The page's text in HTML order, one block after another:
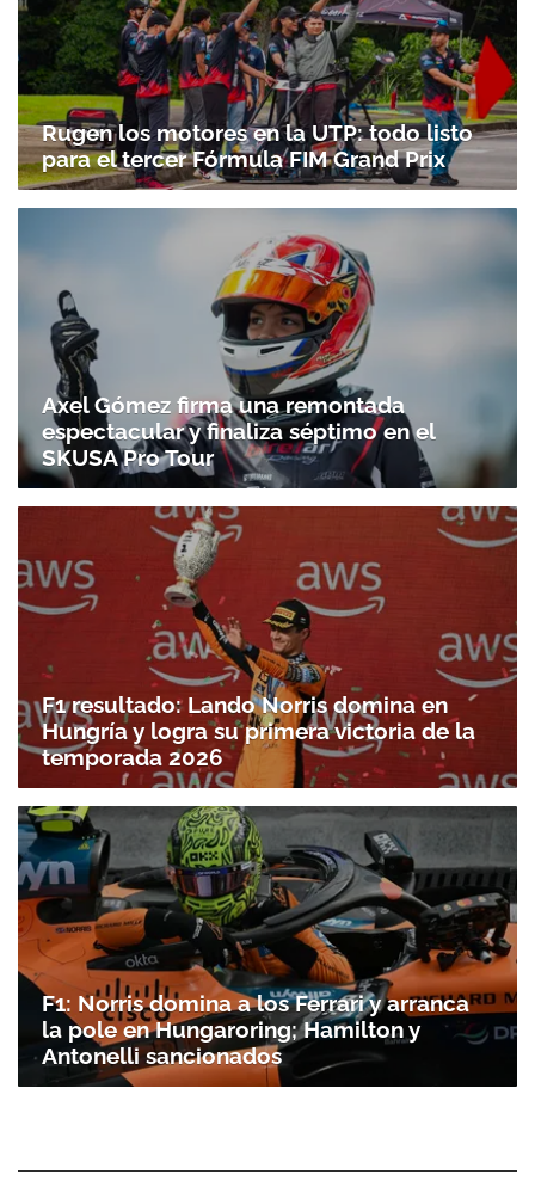
Rugen los motores en la UTP: todo listo
para el tercer Fórmula FIM Grand Prix
Axel Gómez firma una remontada
espectacular y finaliza séptimo en el
SKUSA Pro Tour
F1 resultado: Lando Norris domina en
Hungría y logra su primera victoria de la
temporada 2026
F1: Norris domina a los Ferrari y arranca
la pole en Hungaroring; Hamilton y
Antonelli sancionados